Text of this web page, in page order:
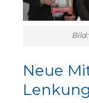
Neue